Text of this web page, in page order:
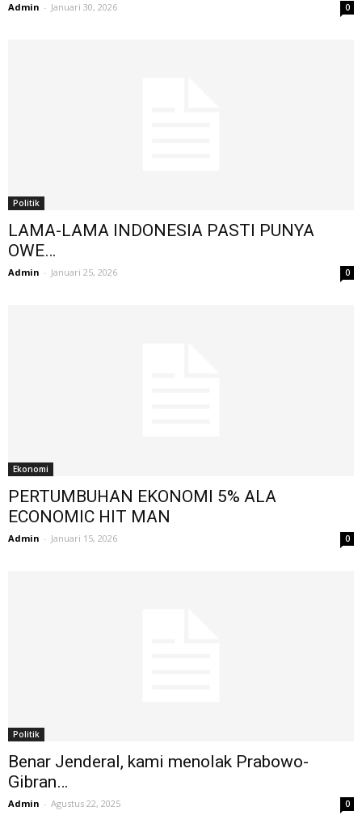
Admin - Januari 30, 2026 0
Politik
LAMA-LAMA INDONESIA PASTI PUNYA
OWE…
Admin - Januari 25, 2026 0
Ekonomi
PERTUMBUHAN EKONOMI 5% ALA
ECONOMIC HIT MAN
Admin - Januari 15, 2026 0
Politik
Benar Jenderal, kami menolak Prabowo-
Gibran…
Admin - Agustus 22, 2025 0